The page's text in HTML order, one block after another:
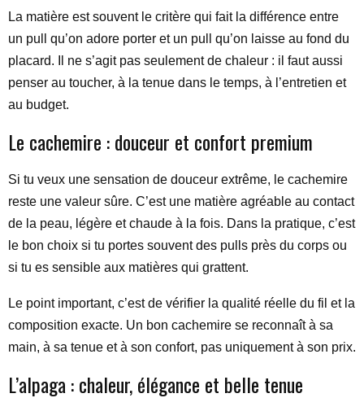
La matière est souvent le critère qui fait la différence entre
un pull qu’on adore porter et un pull qu’on laisse au fond du
placard. Il ne s’agit pas seulement de chaleur : il faut aussi
penser au toucher, à la tenue dans le temps, à l’entretien et
au budget.
Le cachemire : douceur et confort premium
Si tu veux une sensation de douceur extrême, le cachemire
reste une valeur sûre. C’est une matière agréable au contact
de la peau, légère et chaude à la fois. Dans la pratique, c’est
le bon choix si tu portes souvent des pulls près du corps ou
si tu es sensible aux matières qui grattent.
Le point important, c’est de vérifier la qualité réelle du fil et la
composition exacte. Un bon cachemire se reconnaît à sa
main, à sa tenue et à son confort, pas uniquement à son prix.
L’alpaga : chaleur, élégance et belle tenue